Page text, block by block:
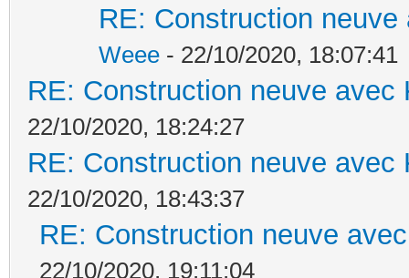
RE: Construction
Weee - 22/10/2020, 18:07:41
RE: Construction neuve avec
22/10/2020, 18:24:27
RE: Construction neuve avec
22/10/2020, 18:43:37
RE: Construction neuve
22/10/2020, 19:11:04